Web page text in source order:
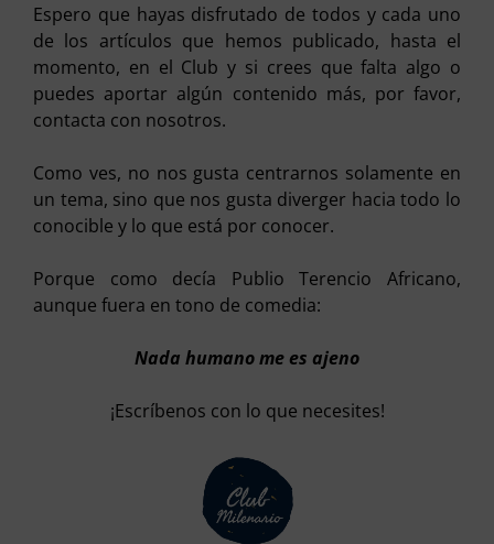
Espero que hayas disfrutado de todos y cada uno
de los artículos que hemos publicado, hasta el
momento, en el Club y si crees que falta algo o
puedes aportar algún contenido más, por favor,
contacta con nosotros.
Como ves, no nos gusta centrarnos solamente en
un tema, sino que nos gusta diverger hacia todo lo
conocible y lo que está por conocer.
Porque como decía Publio Terencio Africano,
aunque fuera en tono de comedia:
Nada humano me es ajeno
¡Escríbenos con lo que necesites!